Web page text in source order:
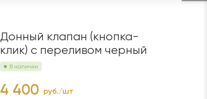
Донный клапан (кнопка-
клик) с переливом черный
В наличии
4 400 руб./шт